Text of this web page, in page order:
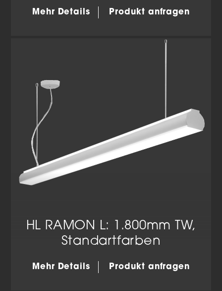
Mehr Details Produkt anfragen
HL RAMON L: 1.800mm TW,
Standartfarben
Mehr Details Produkt anfragen